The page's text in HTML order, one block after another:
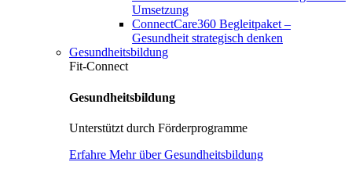
Umsetzung
ConnectCare360 Begleitpaket –
Gesundheit strategisch denken
Gesundheitsbildung
Fit-Connect
Gesundheitsbildung
Unterstützt durch Förderprogramme
Erfahre Mehr über Gesundheitsbildung